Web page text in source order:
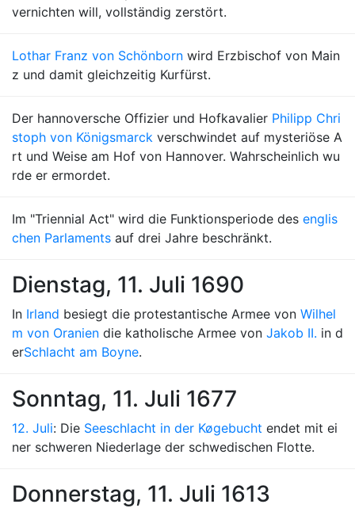
vernichten will, vollständig zerstört.
Lothar Franz von Schönborn wird Erzbischof von Main
z und damit gleichzeitig Kurfürst.
Der hannoversche Offizier und Hofkavalier Philipp Chri
stoph von Königsmarck verschwindet auf mysteriöse A
rt und Weise am Hof von Hannover. Wahrscheinlich wu
rde er ermordet.
Im "Triennial Act" wird die Funktionsperiode des englis
chen Parlaments auf drei Jahre beschränkt.
Dienstag, 11. Juli 1690
In Irland besiegt die protestantische Armee von Wilhel
m von Oranien die katholische Armee von Jakob II. in d
erSchlacht am Boyne.
Sonntag, 11. Juli 1677
12. Juli: Die Seeschlacht in der Køgebucht endet mit ei
ner schweren Niederlage der schwedischen Flotte.
Donnerstag, 11. Juli 1613